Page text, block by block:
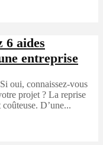
6 aides
entreprise
oui, connaissez-vous
projet ? La reprise
D’une...